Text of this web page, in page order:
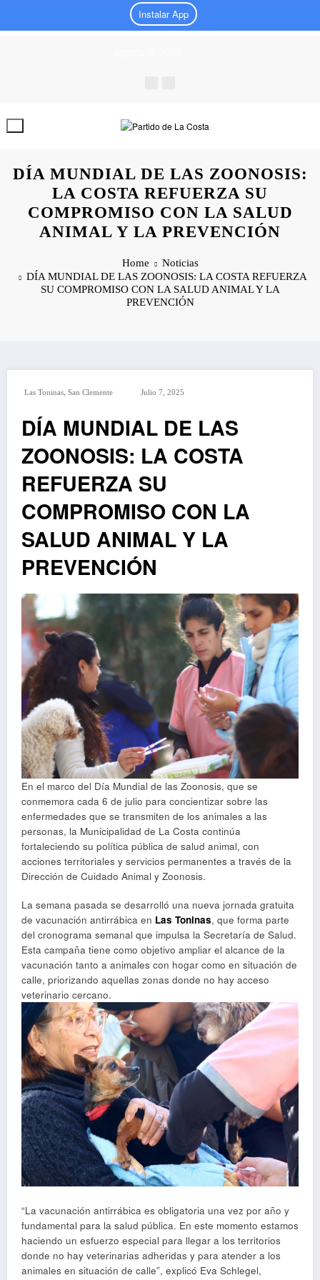
Instalar App
DÍA MUNDIAL DE LAS ZOONOSIS:
LA COSTA REFUERZA SU
COMPROMISO CON LA SALUD
ANIMAL Y LA PREVENCIÓN
Home
Noticias
DÍA MUNDIAL DE LAS ZOONOSIS: LA COSTA REFUERZA
SU COMPROMISO CON LA SALUD ANIMAL Y LA
PREVENCIÓN
Las Toninas, San Clemente Julio 7, 2025
DÍA MUNDIAL DE LAS
ZOONOSIS: LA COSTA
REFUERZA SU
COMPROMISO CON LA
SALUD ANIMAL Y LA
PREVENCIÓN
En el marco del Día Mundial de las Zoonosis, que se
conmemora cada 6 de julio para concientizar sobre las
enfermedades que se transmiten de los animales a las
personas, la Municipalidad de La Costa continúa
fortaleciendo su política pública de salud animal, con
acciones territoriales y servicios permanentes a través de la
Dirección de Cuidado Animal y Zoonosis.
La semana pasada se desarrolló una nueva jornada gratuita
de vacunación antirrábica en Las Toninas, que forma parte
del cronograma semanal que impulsa la Secretaría de Salud.
Esta campaña tiene como objetivo ampliar el alcance de la
vacunación tanto a animales con hogar como en situación de
calle, priorizando aquellas zonas donde no hay acceso
veterinario cercano.
“La vacunación antirrábica es obligatoria una vez por año y
fundamental para la salud pública. En este momento estamos
haciendo un esfuerzo especial para llegar a los territorios
donde no hay veterinarias adheridas y para atender a los
animales en situación de calle”, explicó Eva Schlegel,